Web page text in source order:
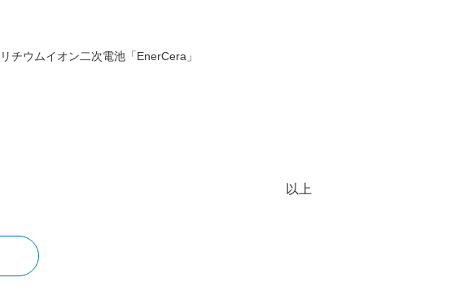
チウムイオン二次電池「EnerCera」
以上